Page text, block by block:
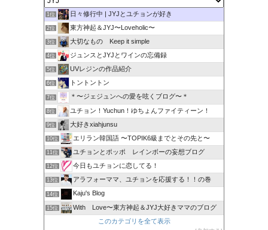
1位 日々修行中 | JYJとユチョンが好き
2位 東方神起＆JYJ〜Loveholic〜
3位 大切なもの Keep it simple
4位 ジュンスとJYJとワインの忘備録
5位 UVレジンの作品紹介
6位 トントントン
7位 ＊〜ジェジュンへの愛を呟くブログ〜＊
8位 ユチョン！Yuchun！ゆちょんファイティーン！
9位 大好きxiahjunsu
10位 エリラン韓国語 〜TOPIK6級までとその先と〜
11位 ユチョンとポッポ レインボーの妄想ブログ
12位 今日もユチョンに恋してる！
13位 アラフォーママ、ユチョンを応援する！！の巻
14位 Kaju's Blog
15位
With Love〜東方神起＆JYJ大好きママのブログ
このカテゴリを全て表示